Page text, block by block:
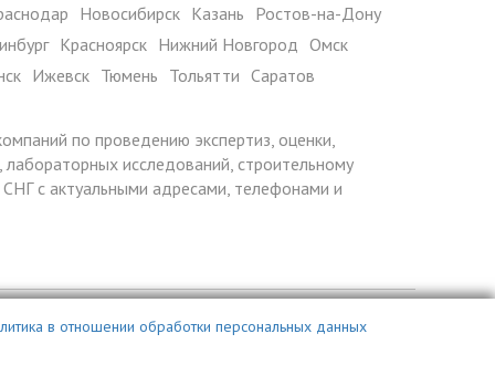
Новосибирск Казань Ростов-на-Дону
Красноярск Нижний Новгород Омск
Ижевск Тюмень Тольятти Саратов
по проведению экспертиз, оценки,
исследований, строительному
с актуальными адресами, телефонами и
в отношении обработки персональных данных